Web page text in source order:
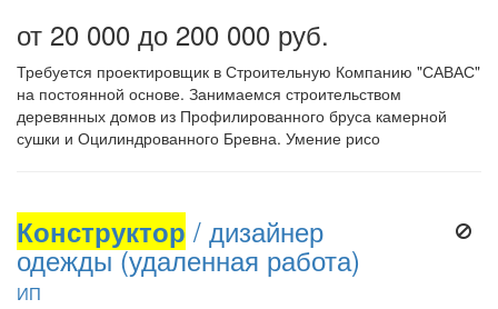
от 20 000 до 200 000 руб.
Требуется проектировщик в Строительную Компанию "САВАС"
на постоянной основе. Занимаемся строительством
деревянных домов из Профилированного бруса камерной
сушки и Оцилиндрованного Бревна. Умение рисо
Конструктор / дизайнер
одежды (удаленная работа)
ИП